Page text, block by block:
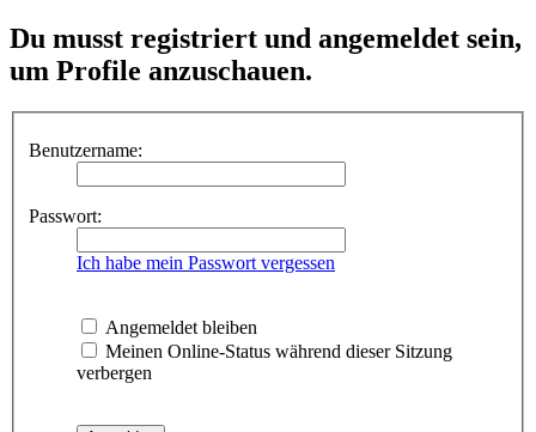
Du musst registriert und angemeldet sein,
um Profile anzuschauen.
Benutzername:
Passwort:
Ich habe mein Passwort vergessen
Angemeldet bleiben
Meinen Online-Status während dieser Sitzung
verbergen